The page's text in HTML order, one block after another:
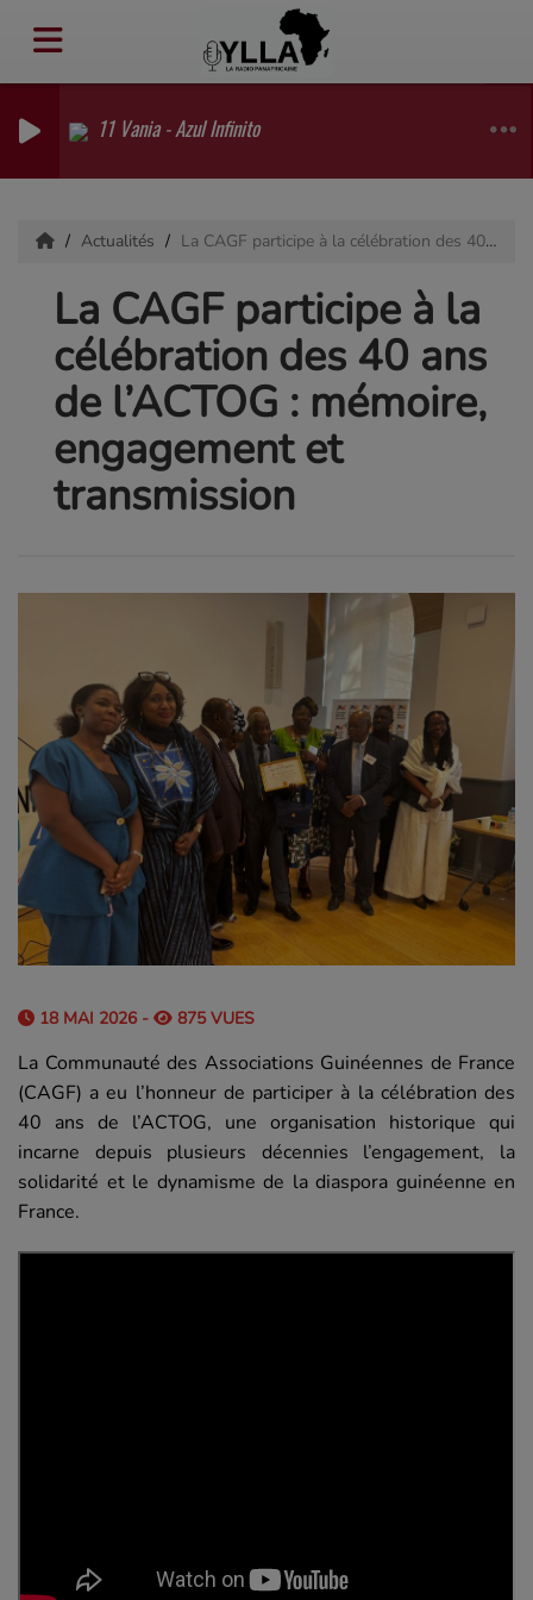
11 Vania - Azul Infinito
Actualités La CAGF participe à la célébration des 40 ans de l’ACTOG : mémoire, engagement et transmission
La CAGF participe à la
célébration des 40 ans
de l’ACTOG : mémoire,
engagement et
transmission
18 MAI 2026 - 875 VUES
La Communauté des Associations Guinéennes de France
(CAGF) a eu l’honneur de participer à la célébration des
40 ans de l’ACTOG, une organisation historique qui
incarne depuis plusieurs décennies l’engagement, la
solidarité et le dynamisme de la diaspora guinéenne en
France.